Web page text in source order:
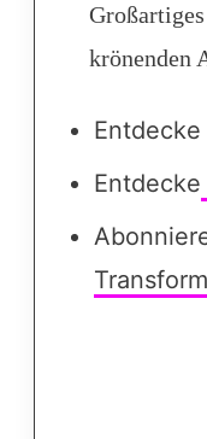
krönenden
Entdecke
Entdecke